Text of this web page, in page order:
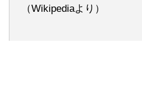
（Wikipediaより）